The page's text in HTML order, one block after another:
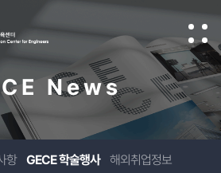
News
항 GECE 학술행사 해외취업정보